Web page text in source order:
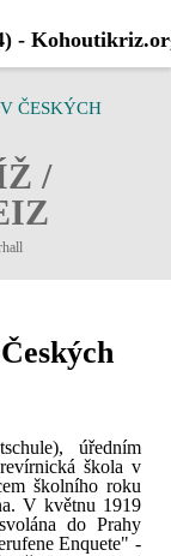
ČESKÝCH
/
úředním
škola v
školního roku
V květnu 1919
do Prahy
Enquete" -
-